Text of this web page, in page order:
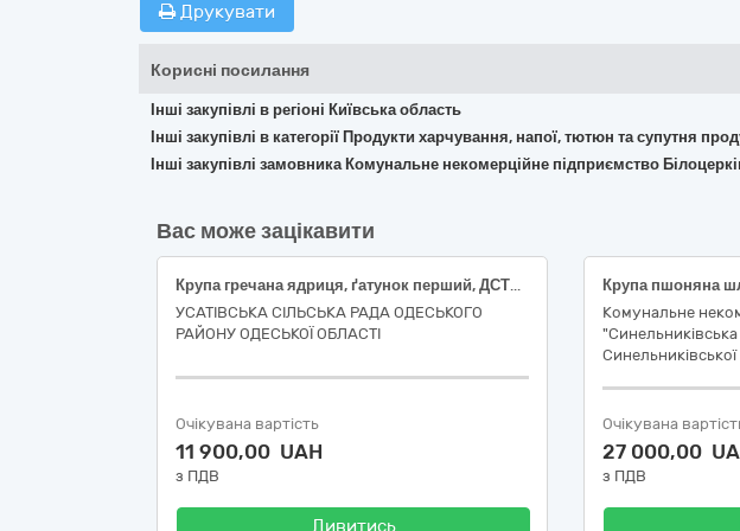
Друкувати
Корисні посилання
Інші закупівлі в регіоні Київська область
Інші закупівлі в категорії Продукти харчування, напої, тютюн та супутня
Інші закупівлі замовника Комунальне некомерційне підприємство
Вас може зацікавити
Крупа гречана ядриця, ґатунок перший, ДСТУ 7697; Рис круглозернистий шліфований, сорт перший; Борошно пшеничне, сорт вищий, ГСТУ 46.004
УСАТІВСЬКА СІЛЬСЬКА РАДА ОДЕСЬКОГО
РАЙОНУ ОДЕСЬКОЇ ОБЛАСТІ
Очікувана вартість
11 900,00 UAH
з ПДВ
Дивитись
Крупа пшоняна
Комунальне
"Синельниківська
Синельниківської
Очікувана
27 000,00
з ПДВ